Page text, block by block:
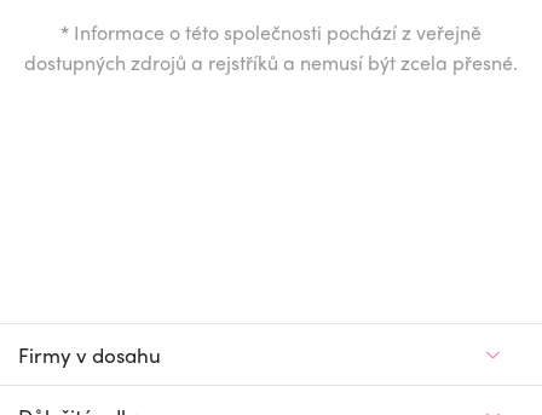
* Informace o této společnosti pochází z veřejně
dostupných zdrojů a rejstříků a nemusí být zcela přesné.
Firmy v dosahu